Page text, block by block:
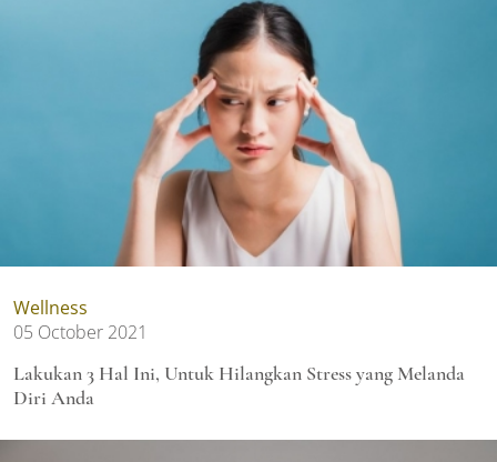
Wellness
05 October 2021
Lakukan 3 Hal Ini, Untuk Hilangkan Stress yang Melanda
Diri Anda